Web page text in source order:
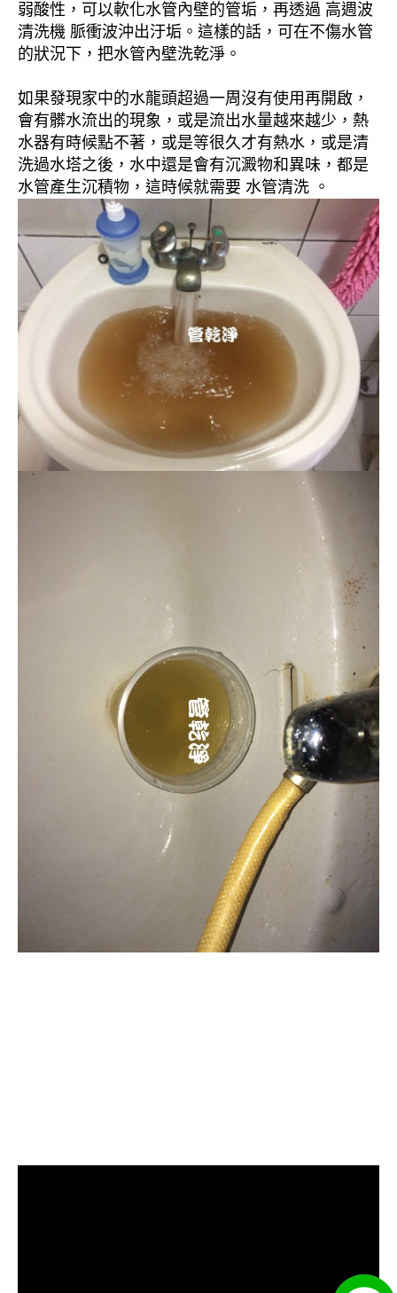
弱酸性，可以軟化水管內壁的管垢，再透過 高週波
清洗機 脈衝波沖出汙垢。這樣的話，可在不傷水管
的狀況下，把水管內壁洗乾淨。
如果發現家中的水龍頭超過一周沒有使用再開啟，
會有髒水流出的現象，或是流出水量越來越少，熱
水器有時候點不著，或是等很久才有熱水，或是清
洗過水塔之後，水中還是會有沉澱物和異味，都是
水管產生沉積物，這時候就需要 水管清洗 。